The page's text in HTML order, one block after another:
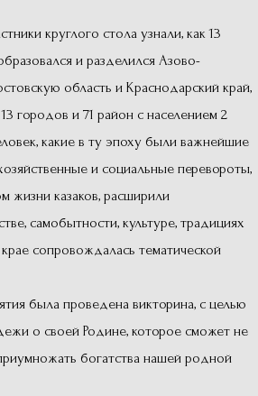
круглого стола узнали, как 13
и разделился Азово-
область и Краснодарский край,
городов и 71 район с населением 2
какие в ту эпоху были важнейшие
и социальные перевороты,
жизни казаков, расширили
самобытности, культуре, традициях
сопровождалась тематической
была проведена викторина, с целью
о своей Родине, которое сможет не
богатства нашей родной